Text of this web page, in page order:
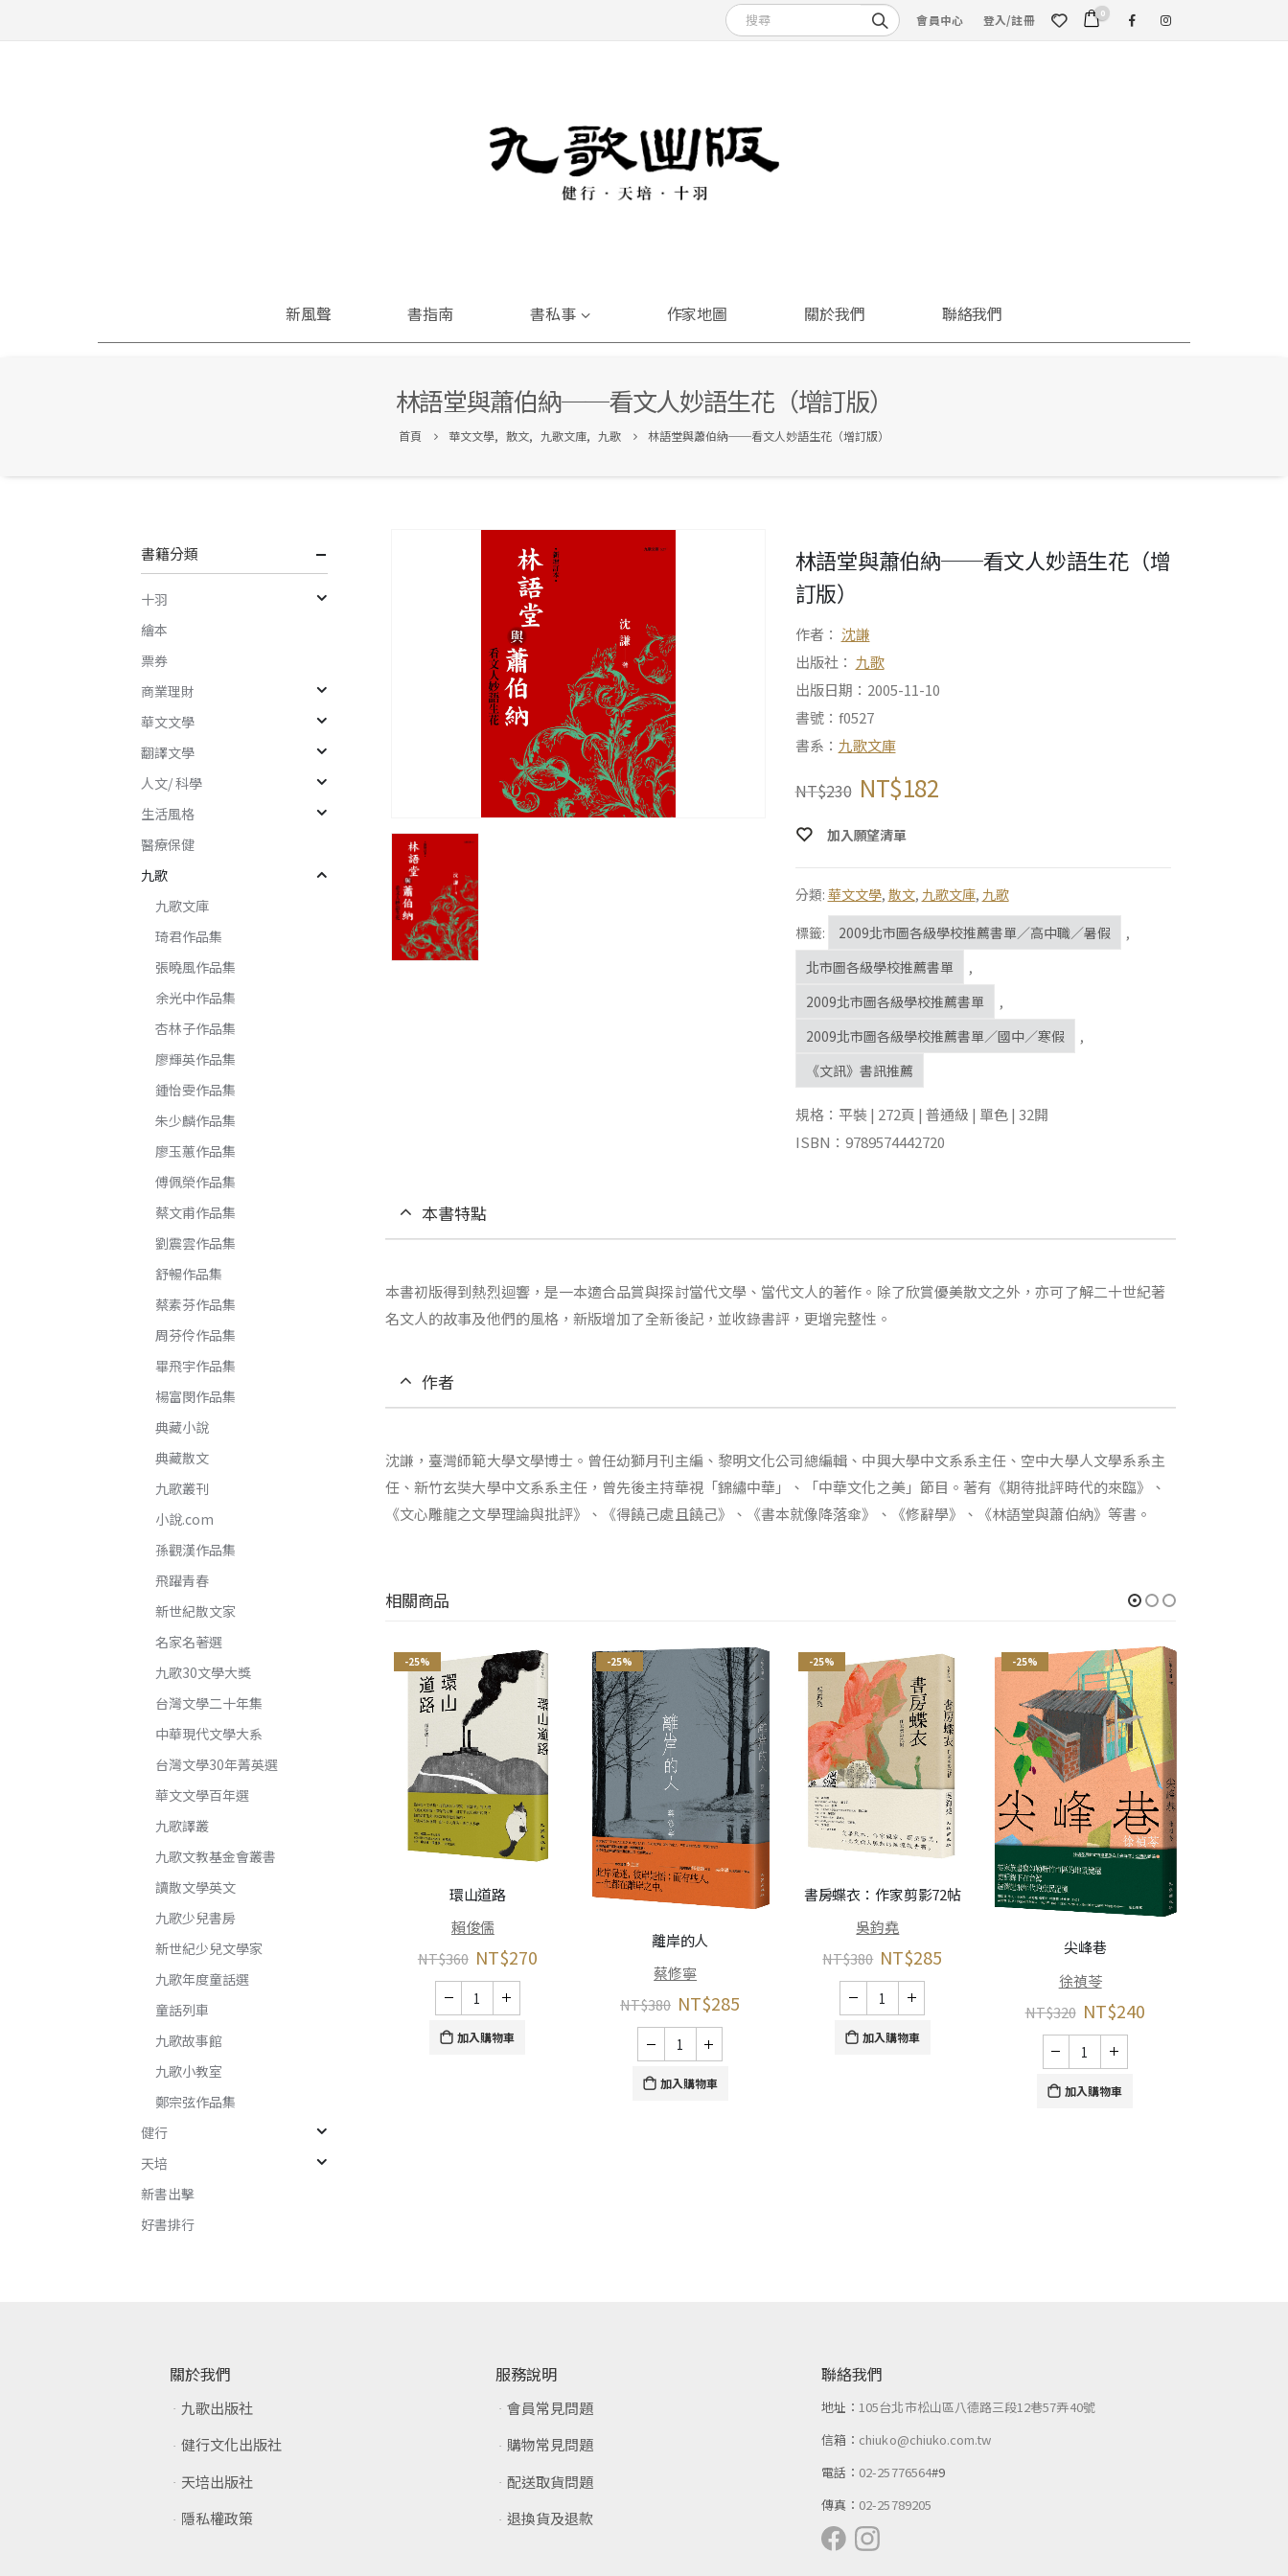
會員中心 登入/註冊 0
新風聲 書指南 書私事 作家地圖 關於我們 聯絡我們
林語堂與蕭伯納──看文人妙語生花（增訂版）
首頁 華文文學, 散文, 九歌文庫, 九歌 林語堂與蕭伯納──看文人妙語生花（增訂版）
林語堂與蕭伯納──看文人妙語生花（增
訂版）
作者： 沈謙
出版社： 九歌
出版日期：2005-11-10
書號：f0527
書系： 九歌文庫
NT$230 NT$182
加入願望清單
分類: 華文文學, 散文, 九歌文庫, 九歌
標籤:
2009北市圖各級學校推薦書單／高中職／暑假
,
北市圖各級學校推薦書單
,
2009北市圖各級學校推薦書單
,
2009北市圖各級學校推薦書單／國中／寒假
,
《文訊》書訊推薦
規格：平裝 | 272頁 | 普通級 | 單色 | 32開
ISBN：9789574442720
本書特點
本書初版得到熱烈迴響，是一本適合品賞與探討當代文學、當代文人的著作。除了欣賞優美散文之外，亦可了解二十世紀著
名文人的故事及他們的風格，新版增加了全新後記，並收錄書評，更增完整性。
作者
沈謙，臺灣師範大學文學博士。曾任幼獅月刊主編、黎明文化公司總編輯、中興大學中文系系主任、空中大學人文學系系主
任、新竹玄奘大學中文系系主任，曾先後主持華視「錦繡中華」、「中華文化之美」節目。著有《期待批評時代的來臨》、
《文心雕龍之文學理論與批評》、《得饒己處且饒己》、《書本就像降落傘》、《修辭學》、《林語堂與蕭伯納》等書。
相關商品
是野獸的（增訂新版）
楊桃香
桂春．米雅
-25%
環山道路
賴俊儒
NT$360 NT$270
加入購物車
-25%
離岸的人
蔡修寧
NT$380 NT$285
加入購物車
-25%
書房蝶衣：作家剪影72帖
吳鈞堯
NT$380 NT$285
加入購物車
-25%
尖峰巷
徐禎苓
NT$320 NT$240
加入購物車
書籍分類
十羽
繪本
票券
商業理財
華文文學
翻譯文學
人文/ 科學
生活風格
醫療保健
九歌
九歌文庫
琦君作品集
張曉風作品集
余光中作品集
杏林子作品集
廖輝英作品集
鍾怡雯作品集
朱少麟作品集
廖玉蕙作品集
傅佩榮作品集
蔡文甫作品集
劉震雲作品集
舒暢作品集
蔡素芬作品集
周芬伶作品集
畢飛宇作品集
楊富閔作品集
典藏小說
典藏散文
九歌叢刊
小說.com
孫觀漢作品集
飛躍青春
新世紀散文家
名家名著選
九歌30文學大獎
台灣文學二十年集
中華現代文學大系
台灣文學30年菁英選
華文文學百年選
九歌譯叢
九歌文教基金會叢書
讀散文學英文
九歌少兒書房
新世紀少兒文學家
九歌年度童話選
童話列車
九歌故事館
九歌小教室
鄭宗弦作品集
健行
天培
新書出擊
好書排行
關於我們
九歌出版社
健行文化出版社
天培出版社
隱私權政策
服務說明
會員常見問題
購物常見問題
配送取貨問題
退換貨及退款
聯絡我們
地址： 105台北市松山區八德路三段12巷57弄40號
信箱： chiuko@chiuko.com.tw
電話： 02-25776564#9
傳真： 02-25789205